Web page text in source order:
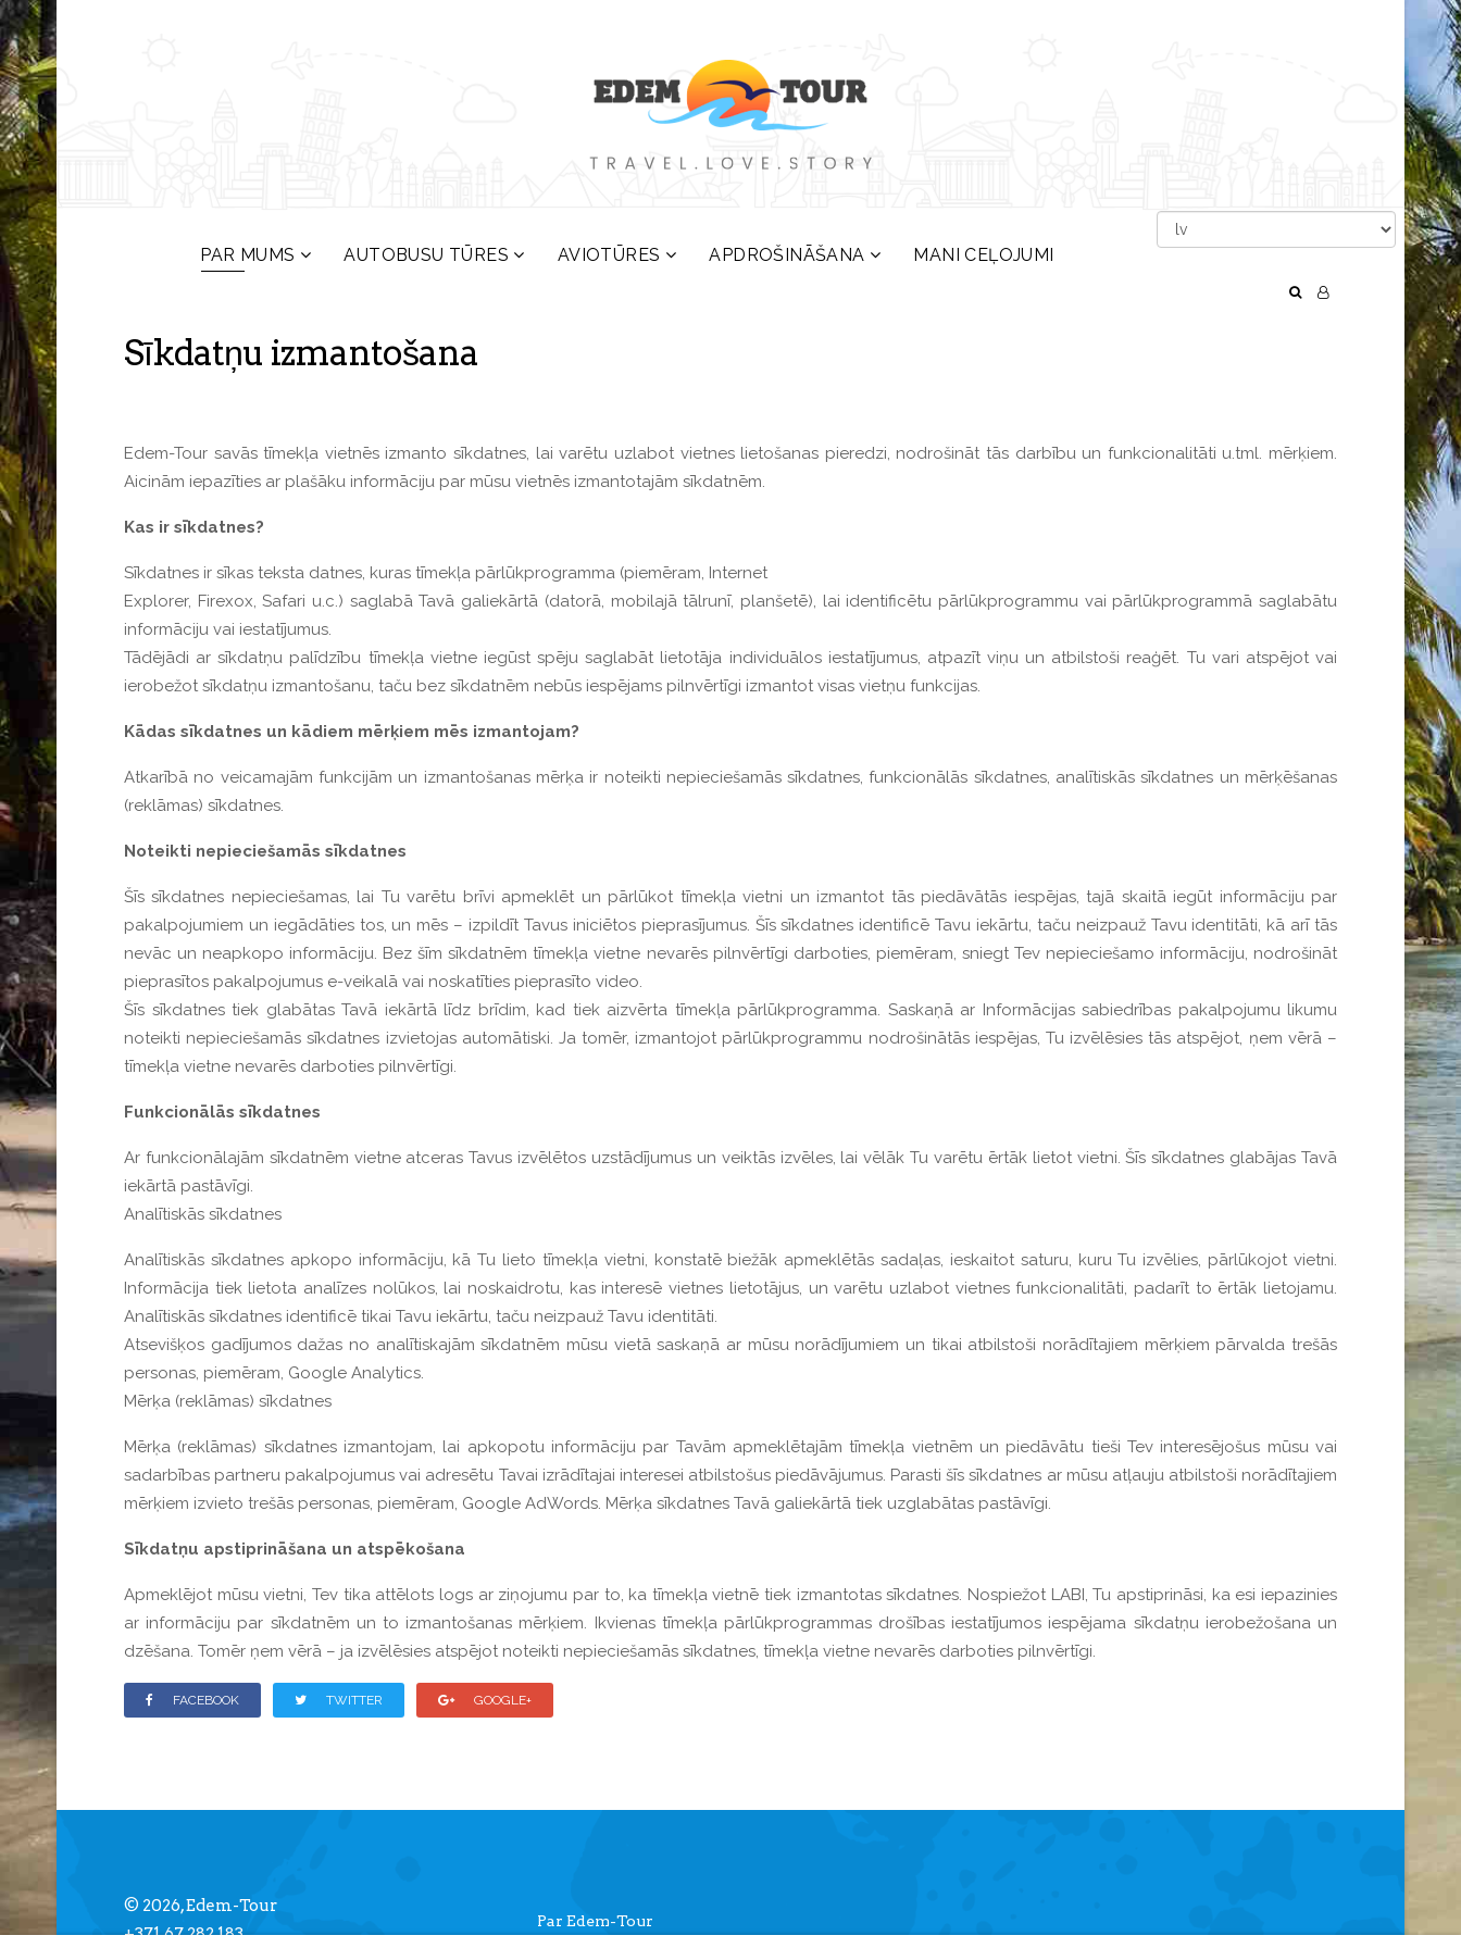
PAR MUMS AUTOBUSU TŪRES AVIOTŪRES APDROŠINĀŠANA MANI CEĻOJUMI
Sīkdatņu izmantošana
Edem-Tour savās tīmekļa vietnēs izmanto sīkdatnes, lai varētu uzlabot vietnes lietošanas pieredzi, nodrošināt tās darbību un funkcionalitāti u.tml. mērķiem.
Aicinām iepazīties ar plašāku informāciju par mūsu vietnēs izmantotajām sīkdatnēm.
Kas ir sīkdatnes?
Sīkdatnes ir sīkas teksta datnes, kuras tīmekļa pārlūkprogramma (piemēram, Internet
Explorer, Firexox, Safari u.c.) saglabā Tavā galiekārtā (datorā, mobilajā tālrunī, planšetē), lai identificētu pārlūkprogrammu vai pārlūkprogrammā saglabātu
informāciju vai iestatījumus.
Tādējādi ar sīkdatņu palīdzību tīmekļa vietne iegūst spēju saglabāt lietotāja individuālos iestatījumus, atpazīt viņu un atbilstoši reaģēt. Tu vari atspējot vai
ierobežot sīkdatņu izmantošanu, taču bez sīkdatnēm nebūs iespējams pilnvērtīgi izmantot visas vietņu funkcijas.
Kādas sīkdatnes un kādiem mērķiem mēs izmantojam?
Atkarībā no veicamajām funkcijām un izmantošanas mērķa ir noteikti nepieciešamās sīkdatnes, funkcionālās sīkdatnes, analītiskās sīkdatnes un mērķēšanas
(reklāmas) sīkdatnes.
Noteikti nepieciešamās sīkdatnes
Šīs sīkdatnes nepieciešamas, lai Tu varētu brīvi apmeklēt un pārlūkot tīmekļa vietni un izmantot tās piedāvātās iespējas, tajā skaitā iegūt informāciju par
pakalpojumiem un iegādāties tos, un mēs – izpildīt Tavus iniciētos pieprasījumus. Šīs sīkdatnes identificē Tavu iekārtu, taču neizpauž Tavu identitāti, kā arī tās
nevāc un neapkopo informāciju. Bez šīm sīkdatnēm tīmekļa vietne nevarēs pilnvērtīgi darboties, piemēram, sniegt Tev nepieciešamo informāciju, nodrošināt
pieprasītos pakalpojumus e-veikalā vai noskatīties pieprasīto video.
Šīs sīkdatnes tiek glabātas Tavā iekārtā līdz brīdim, kad tiek aizvērta tīmekļa pārlūkprogramma. Saskaņā ar Informācijas sabiedrības pakalpojumu likumu
noteikti nepieciešamās sīkdatnes izvietojas automātiski. Ja tomēr, izmantojot pārlūkprogrammu nodrošinātās iespējas, Tu izvēlēsies tās atspējot, ņem vērā –
tīmekļa vietne nevarēs darboties pilnvērtīgi.
Funkcionālās sīkdatnes
Ar funkcionālajām sīkdatnēm vietne atceras Tavus izvēlētos uzstādījumus un veiktās izvēles, lai vēlāk Tu varētu ērtāk lietot vietni. Šīs sīkdatnes glabājas Tavā
iekārtā pastāvīgi.
Analītiskās sīkdatnes
Analītiskās sīkdatnes apkopo informāciju, kā Tu lieto tīmekļa vietni, konstatē biežāk apmeklētās sadaļas, ieskaitot saturu, kuru Tu izvēlies, pārlūkojot vietni.
Informācija tiek lietota analīzes nolūkos, lai noskaidrotu, kas interesē vietnes lietotājus, un varētu uzlabot vietnes funkcionalitāti, padarīt to ērtāk lietojamu.
Analītiskās sīkdatnes identificē tikai Tavu iekārtu, taču neizpauž Tavu identitāti.
Atsevišķos gadījumos dažas no analītiskajām sīkdatnēm mūsu vietā saskaņā ar mūsu norādījumiem un tikai atbilstoši norādītajiem mērķiem pārvalda trešās
personas, piemēram, Google Analytics.
Mērķa (reklāmas) sīkdatnes
Mērķa (reklāmas) sīkdatnes izmantojam, lai apkopotu informāciju par Tavām apmeklētajām tīmekļa vietnēm un piedāvātu tieši Tev interesējošus mūsu vai
sadarbības partneru pakalpojumus vai adresētu Tavai izrādītajai interesei atbilstošus piedāvājumus. Parasti šīs sīkdatnes ar mūsu atļauju atbilstoši norādītajiem
mērķiem izvieto trešās personas, piemēram, Google AdWords. Mērķa sīkdatnes Tavā galiekārtā tiek uzglabātas pastāvīgi.
Sīkdatņu apstiprināšana un atspēkošana
Apmeklējot mūsu vietni, Tev tika attēlots logs ar ziņojumu par to, ka tīmekļa vietnē tiek izmantotas sīkdatnes. Nospiežot LABI, Tu apstiprināsi, ka esi iepazinies
ar informāciju par sīkdatnēm un to izmantošanas mērķiem. Ikvienas tīmekļa pārlūkprogrammas drošības iestatījumos iespējama sīkdatņu ierobežošana un
dzēšana. Tomēr ņem vērā – ja izvēlēsies atspējot noteikti nepieciešamās sīkdatnes, tīmekļa vietne nevarēs darboties pilnvērtīgi.
FACEBOOK TWITTER GOOGLE+
© 2026, Edem-Tour
+371 67 282 183
Par Edem-Tour